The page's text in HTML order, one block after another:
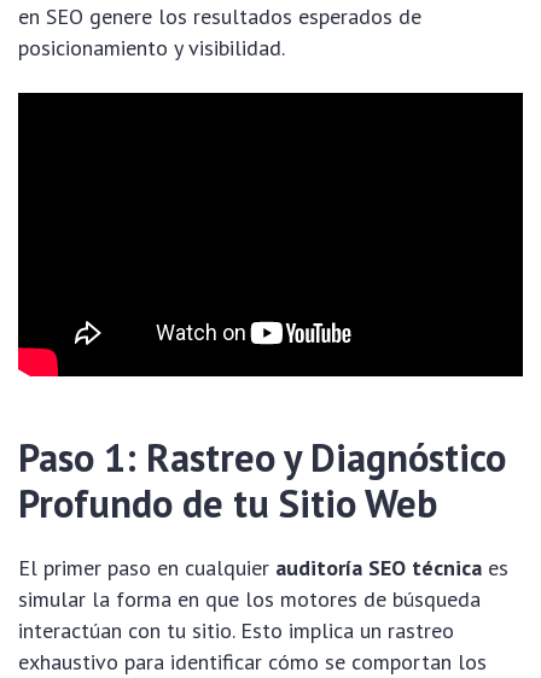
en SEO genere los resultados esperados de
posicionamiento y visibilidad.
Paso 1: Rastreo y Diagnóstico
Profundo de tu Sitio Web
El primer paso en cualquier auditoría SEO técnica es
simular la forma en que los motores de búsqueda
interactúan con tu sitio. Esto implica un rastreo
exhaustivo para identificar cómo se comportan los